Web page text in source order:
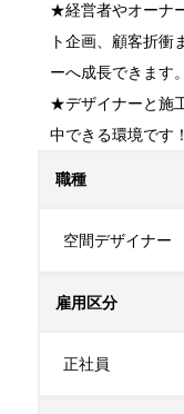
★経営者やオーナ
ト企画、顧客折衝
ーへ成長できます。
★デザイナーと施
中できる環境です！
職種
空間デザイナー
雇用区分
正社員